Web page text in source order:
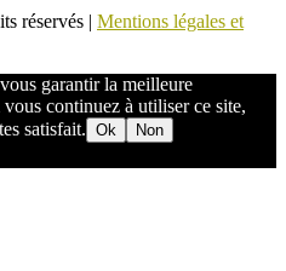
réservés | Mentions légales et
garantir la meilleure
continuez à utiliser ce site,
satisfait. Ok
Non